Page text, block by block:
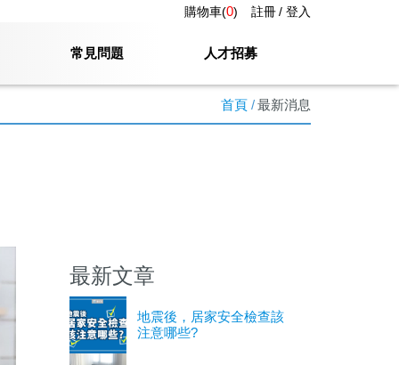
註冊 登入
購物車(0)
常見問題 人才招募
首頁 最新消息
最新文章
地震後，居家安全檢查該
注意哪些?